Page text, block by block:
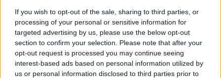
If you wish to opt-out of the sale, sharing to third parties, or
processing of your personal or sensitive information for
targeted advertising by us, please use the below opt-out
section to confirm your selection. Please note that after your
opt-out request is processed you may continue seeing
interest-based ads based on personal information utilized by
us or personal information disclosed to third parties prior to
Έκθεση Βιβλίου Πειραιάκαι από τοsite
Από τις 16 Ιουνίου Το κόμικς είναι διαθέσιμο σε
βιβλιοπωλεία και κομιξάδικα (σημεία πώλησης).